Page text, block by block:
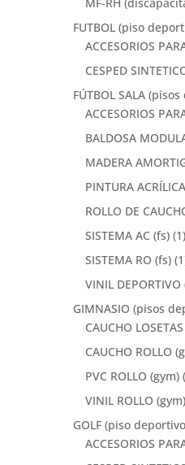
FUTBOL (piso
ACCESORIOS
CESPED
FÚTBOL SALA
ACCESORIOS
BALDOSA
MADERA
PINTURA
ROLLO DE
SISTEMA AC (fs) (1)
SISTEMA RO (fs)
VINIL DEPORTIVO
GIMNASIO (pisos
CAUCHO
CAUCHO ROLLO
PVC ROLLO (gym)
VINIL ROLLO (gym)
GOLF (piso
ACCESORIOS